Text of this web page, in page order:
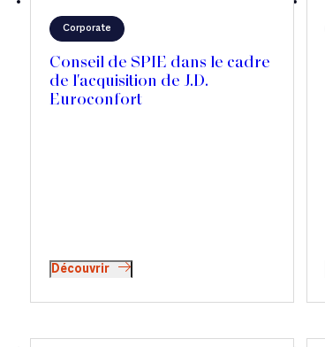
Corporate
Conseil de SPIE dans le cadre
de l'acquisition de J.D.
Euroconfort
Découvrir